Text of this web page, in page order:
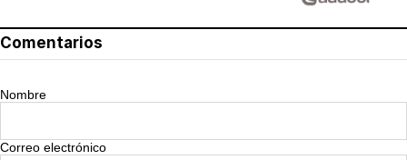
Comentarios
Nombre
Correo electrónico